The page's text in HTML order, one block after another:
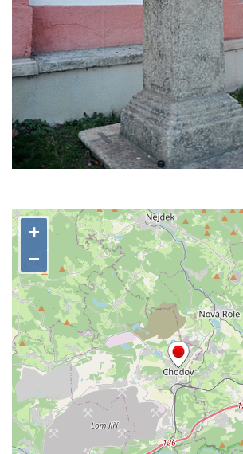
Kamenném Újezdě
Pamětní kámen družebních obcí Kamenný
Újezd a Krauchthal v parku na Náměstí v
Kamenném Újezdě
Socha na náměstí J. V. Kamarýta ve
Velešíně
Pomník J. V. Kamarýta v Krumlovské ulici ve
Velešíně
vstupu do poutního místa Římov
Plastika Koule v Gutenbergově ulici v
Liberci
Pamětní deska Vojtěcha Kocmicha na
domě čp. 37 v ulici Betlém v Římově
Pomník na paměť zrušení roboty v Plavu
Socha vodníka v Plavu
Socha svatého Jana Nepomuckého v
Třebušíně
Pamětní deska Johanna Nepomuka
Fischera na domě čp. 5/16 na třídě 9.